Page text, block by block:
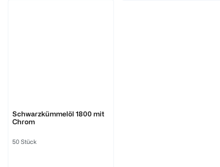
Schwarzkümmelöl 1800 mit
Chrom
50 Stück